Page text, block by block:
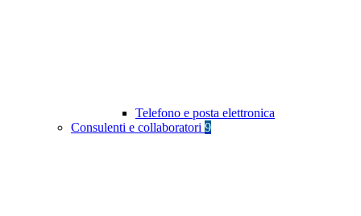
Telefono e posta elettronica
Consulenti e collaboratori 9